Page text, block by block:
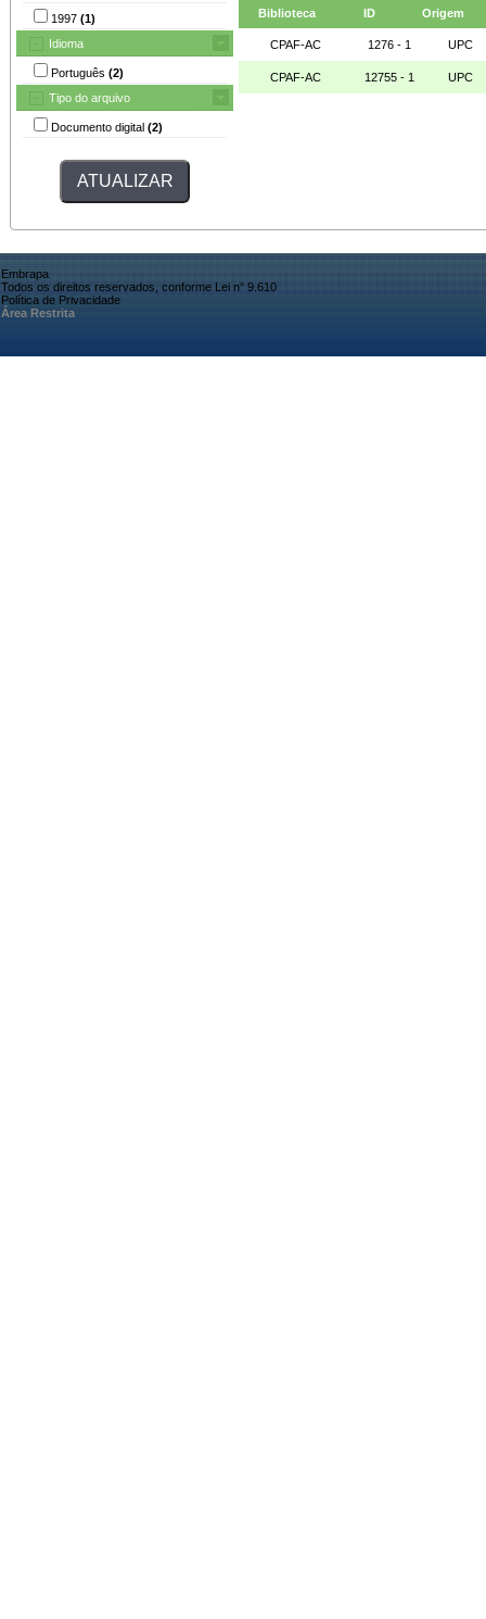
1997 (1)
Idioma
Português (2)
Tipo do arquivo
Documento digital (2)
Biblioteca ID Origem
CPAF-AC 1276 - 1 UPC
CPAF-AC 12755 - 1 UPC
Embrapa
Todos os direitos reservados, conforme Lei n° 9.610
Política de Privacidade
Área Restrita